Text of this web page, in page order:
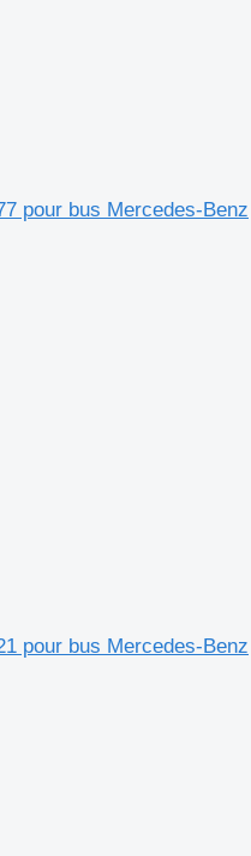
pour bus Mercedes-Benz
pour bus Mercedes-Benz